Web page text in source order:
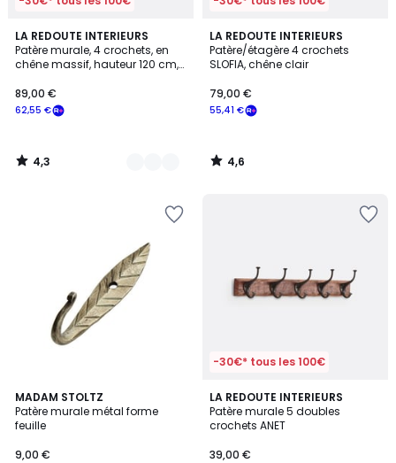
LA REDOUTE INTERIEURS
Patère murale, 4 crochets, en
chêne massif, hauteur 120 cm,
62,55 €
89,00 €
4,3
/ 5
2
Couleurs
4,3
/
LA REDOUTE INTERIEURS
Patère/étagère 4 crochets
SLOFIA, chêne clair
55,41 €
79,00 €
4,6
/ 5
4,6
/
MADAM STOLTZ
Patère murale métal forme
feuille
9,00 €
-30€* tous les 100€
LA REDOUTE INTERIEURS
Patère murale 5 doubles
crochets ANET
39,00 €
4,5
/ 5